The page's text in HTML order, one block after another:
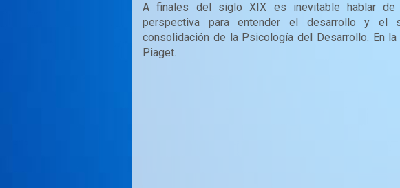
A finales del siglo XIX es inevitable hablar de
perspectiva para entender el desarrollo y el
consolidación de la Psicología del Desarrollo. En
Piaget.